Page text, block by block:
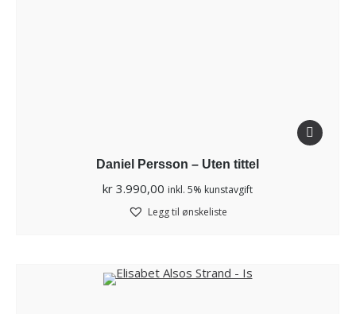
Daniel Persson – Uten tittel
kr 3.990,00 inkl. 5% kunstavgift
Legg til ønskeliste